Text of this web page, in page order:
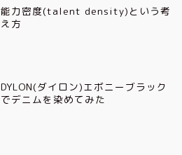
能力密度(talent density)という考
え方
DYLON(ダイロン)エボニーブラック
でデニムを染めてみた